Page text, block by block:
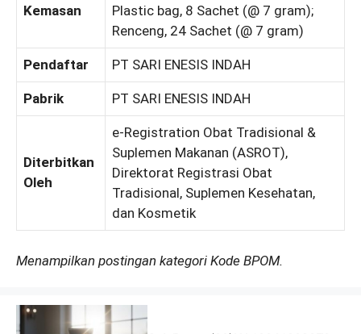
Kemasan
Plastic bag, 8 Sachet (@ 7 gram);
Renceng, 24 Sachet (@ 7 gram)
Pendaftar PT SARI ENESIS INDAH
Pabrik PT SARI ENESIS INDAH
Diterbitkan
Oleh
e-Registration Obat Tradisional &
Suplemen Makanan (ASROT),
Direktorat Registrasi Obat
Tradisional, Suplemen Kesehatan,
dan Kosmetik
Menampilkan postingan kategori Kode BPOM.